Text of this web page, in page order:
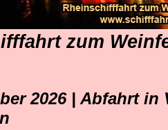
zum
2026 | Abfahrt in